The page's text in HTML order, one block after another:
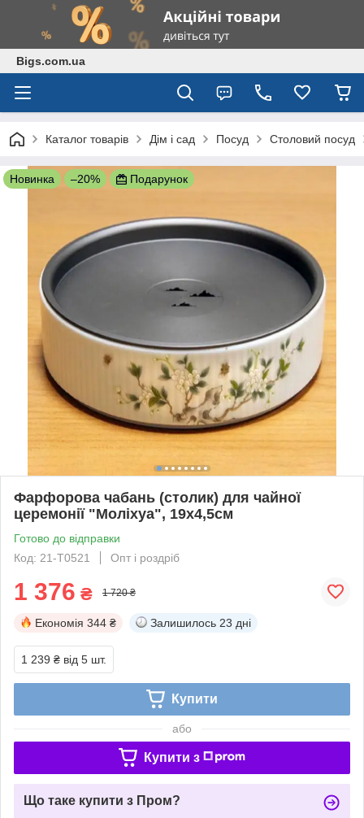
Bigs.com.ua
Каталог товарів Дім і сад Посуд Столовий посуд
Новинка –20% Подарунок
Фарфорова чабань (столик) для чайної
церемонії "Моліхуа", 19х4,5см
Готово до відправки
Код: 21-T0521
Опт і роздріб
1 376 ₴ 1 720 ₴
Економія 344 ₴ Залишилось 23 дні
1 239 ₴ від 5 шт.
Купити
або
Купити з
Що таке купити з Пром?